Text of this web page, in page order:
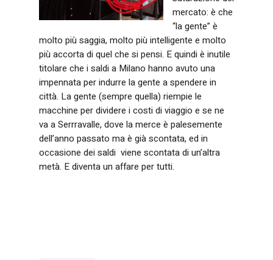
mercato: è che
“la gente” è
molto più saggia, molto più intelligente e molto
più accorta di quel che si pensi. E quindi è inutile
titolare che i saldi a Milano hanno avuto una
impennata per indurre la gente a spendere in
città. La gente (sempre quella) riempie le
macchine per dividere i costi di viaggio e se ne
va a Serrravalle, dove la merce è palesemente
dell’anno passato ma è già scontata, ed in
occasione dei saldi viene scontata di un’altra
metà. E diventa un affare per tutti.